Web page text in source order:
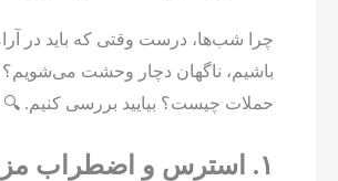
چرا شب‌ها، درست وقتی که باید در
باشیم، ناگهان دچار وحشت
حملات چیست؟ بیایید بررسی کنیم. 🔍
۱. استرس و اضطراب مزمن